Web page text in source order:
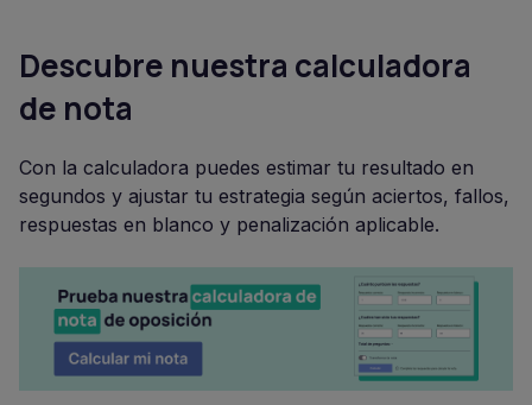
Descubre nuestra calculadora
de nota
Con la calculadora puedes estimar tu resultado en
segundos y ajustar tu estrategia según aciertos, fallos,
respuestas en blanco y penalización aplicable.